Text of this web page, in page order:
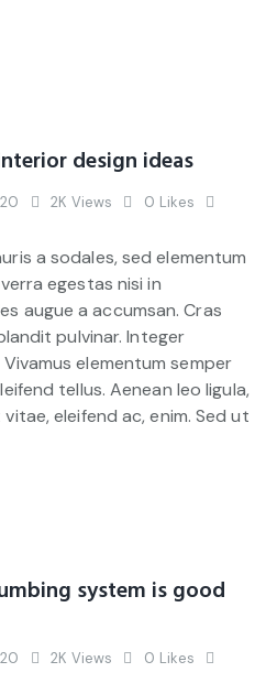
design ideas
2K Views 0 Likes
a sodales, sed elementum
egestas nisi in
augue a accumsan. Cras
pulvinar. Integer
elementum semper
tellus. Aenean leo ligula,
eleifend ac, enim. Sed ut
system is good
2K Views 0 Likes